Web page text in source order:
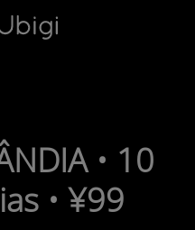
• 10
• ¥99